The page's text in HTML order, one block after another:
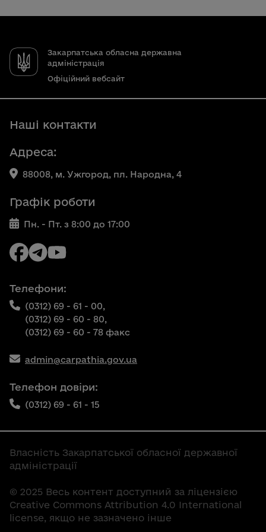
Закарпатська обласна державна
адміністрація
Офіційний вебсайт
Наші контакти
Адреса:
88008, м. Ужгород, пл. Народна, 4
Графік роботи
Пн. - Пт. з 8:00 до 17:00
Телефони:
(0312) 69 - 61 - 00,
(0312) 69 - 60 - 80,
(0312) 69 - 60 - 78 факс
admin@carpathia.gov.ua
Телефон довіри:
(0312) 69 - 61 - 15
Власність Закарпатської обласної державної
адміністрації
© 2025 Весь контент доступний за ліцензією
Creative Commons Attribution 4.0 International
license, якщо не зазначено інше